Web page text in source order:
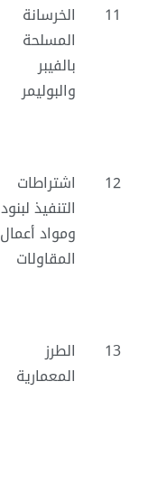
11
الخرسانة
المسلحة
بالفيبر
والبوليمر
12
اشتراطات
التنفيذ لبنود
ومواد أعمال
المقاولات
13
الطرز
المعمارية